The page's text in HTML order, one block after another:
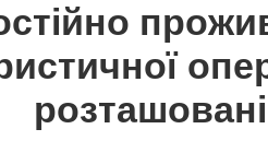
розташовані